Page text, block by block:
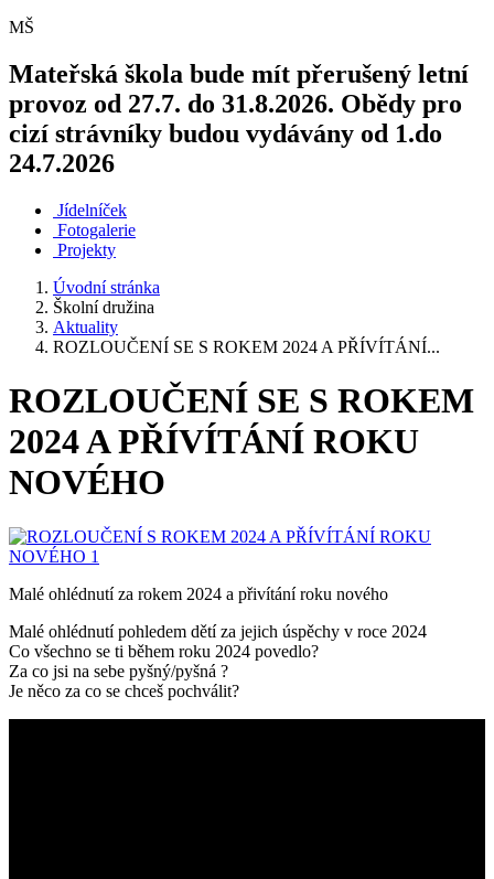
MŠ
Mateřská škola bude mít přerušený letní
provoz od 27.7. do 31.8.2026. Obědy pro
cizí strávníky budou vydávány od 1.do
24.7.2026
Jídelníček
Fotogalerie
Projekty
Úvodní stránka
Školní družina
Aktuality
ROZLOUČENÍ SE S ROKEM 2024 A PŘÍVÍTÁNÍ...
ROZLOUČENÍ SE S ROKEM
2024 A PŘÍVÍTÁNÍ ROKU
NOVÉHO
Malé ohlédnutí za rokem 2024 a přivítání roku nového
Malé ohlédnutí pohledem dětí za jejich úspěchy v roce 2024
Co všechno se ti během roku 2024 povedlo?
Za co jsi na sebe pyšný/pyšná ?
Je něco za co se chceš pochválit?